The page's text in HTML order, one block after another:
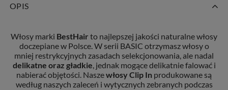
OPIS
Włosy marki BestHair to najlepszej jakości naturalne włosy
doczepiane w Polsce. W serii BASIC otrzymasz włosy o
mniej restrykcyjnych zasadach selekcjonowania, ale nadal
delikatne oraz gładkie , jednak mogące delikatnie falować i
nabierać objętości. Naszewłosy Clip In produkowane są
według naszych zaleceń i wytycznych zebranych podczas